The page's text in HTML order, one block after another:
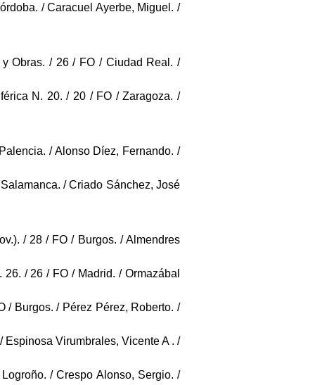
/ Caracuel Ayerbe, Miguel. /
Obras. / 26 / FO / Ciudad Real. /
N. 20. / 20 / FO / Zaragoza. /
/ Alonso Díez, Fernando. /
/ Criado Sánchez, José
/ 28 / FO / Burgos. / Almendres
/ 26 / FO / Madrid. / Ormazábal
/ Burgos. / Pérez Pérez, Roberto. /
Espinosa Virumbrales, Vicente A . /
/ Crespo Alonso, Sergio. /